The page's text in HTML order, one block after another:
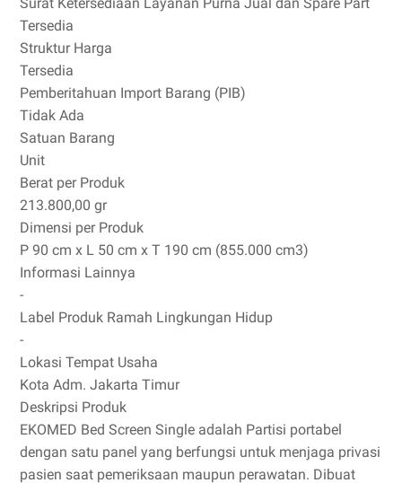
Tersedia
Struktur Harga
Tersedia
Pemberitahuan Import Barang (PIB)
Tidak Ada
Satuan Barang
Unit
Berat per Produk
213.800,00 gr
Dimensi per Produk
P 90 cm x L 50 cm x T 190 cm (855.000 cm3)
Informasi Lainnya
-
Label Produk Ramah Lingkungan Hidup
-
Lokasi Tempat Usaha
Kota Adm. Jakarta Timur
Deskripsi Produk
EKOMED Bed Screen Single adalah Partisi portabel
dengan satu panel yang berfungsi untuk menjaga privasi
pasien saat pemeriksaan maupun perawatan. Dibuat